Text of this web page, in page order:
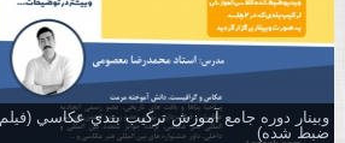
وبینار دوره جامع آموزش تركيب بندي عكاسي (فیلم
ضبط شده)